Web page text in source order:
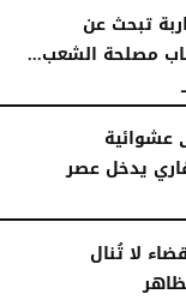
تبحث عن
مصلحة الشعب...
عشوائية
يدخل عصر
لا تُنال